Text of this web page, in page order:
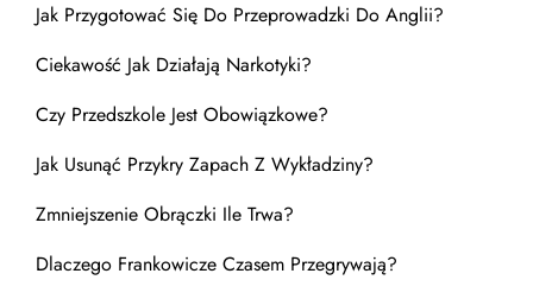
Jak Przygotować Się Do Przeprowadzki Do Anglii?
Ciekawość Jak Działają Narkotyki?
Czy Przedszkole Jest Obowiązkowe?
Jak Usunąć Przykry Zapach Z Wykładziny?
Zmniejszenie Obrączki Ile Trwa?
Dlaczego Frankowicze Czasem Przegrywają?